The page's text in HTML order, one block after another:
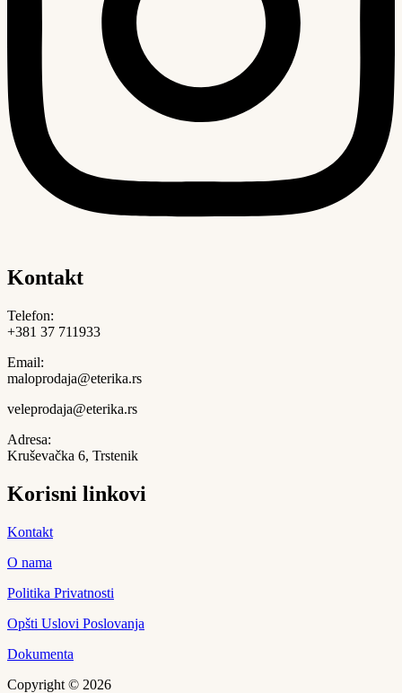
Kontakt
Telefon:
+381 37 711933
Email:
maloprodaja@eterika.rs
veleprodaja@eterika.rs
Adresa:
Kruševačka 6, Trstenik
Korisni linkovi
Kontakt
O nama
Politika Privatnosti
Opšti Uslovi Poslovanja
Dokumenta
Copyright © 2026